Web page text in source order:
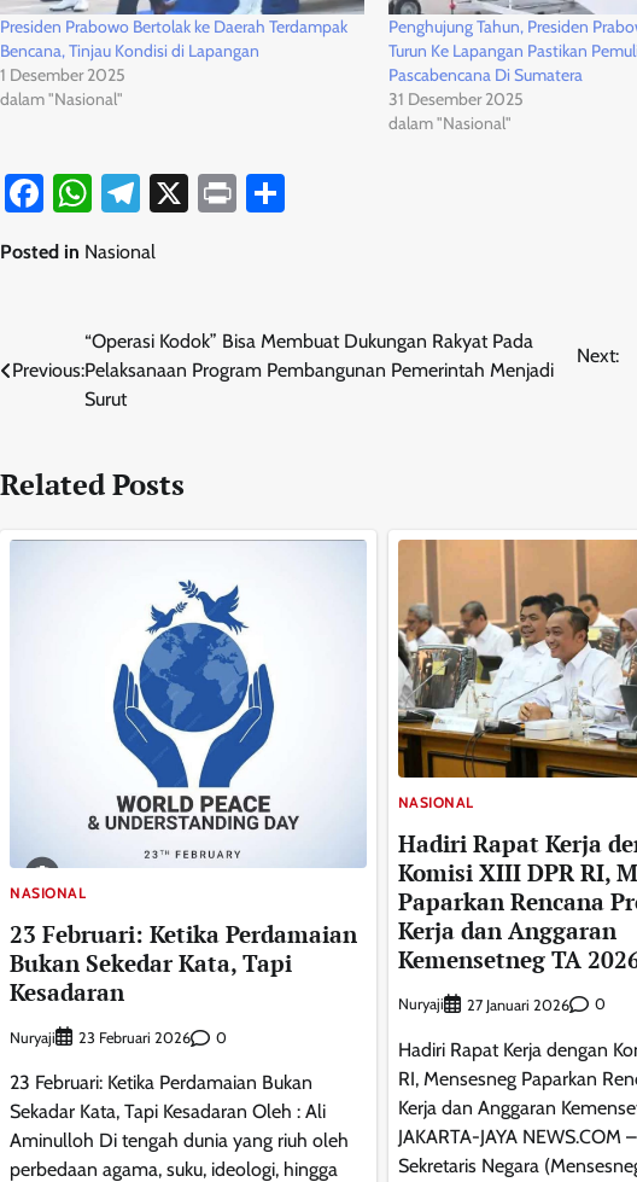
Presiden Prabowo Bertolak ke Daerah Terdampak
Bencana, Tinjau Kondisi di Lapangan
1 Desember 2025
dalam "Nasional"
Penghujung Tahun, Presiden
Turun Ke Lapangan Pastikan
Pascabencana Di Sumatera
31 Desember 2025
dalam "Nasional"
Facebook
WhatsApp
Telegram
X Print
Posted in Nasional
Navigasi
pos
Previous:
“Operasi Kodok” Bisa Membuat Dukungan Rakyat Pada
Pelaksanaan Program Pembangunan Pemerintah Menjadi
Surut
Next:
Related Posts
NASIONAL
23 Februari: Ketika Perdamaian
Bukan Sekedar Kata, Tapi
Kesadaran
Nuryaji 23 Februari 2026 0
23 Februari: Ketika Perdamaian Bukan
Sekadar Kata, Tapi Kesadaran Oleh : Ali
Aminulloh Di tengah dunia yang riuh oleh
perbedaan agama, suku, ideologi, hingga
NASIONAL
Hadiri Rapat Kerja
Komisi XIII DPR RI,
Paparkan Rencana
Kerja dan Anggaran
Kemensetneg TA
Nuryaji 27 Januari 2026 0
Hadiri Rapat Kerja dengan
RI, Mensesneg Paparkan
Kerja dan Anggaran
JAKARTA-JAYA NEWS.COM
Sekretaris Negara